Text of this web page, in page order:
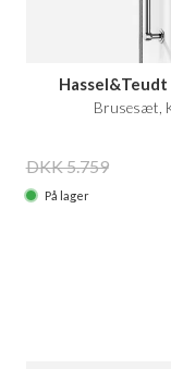
Hassel&Teudt
Brusesæt,
DKK 5.759
På lager